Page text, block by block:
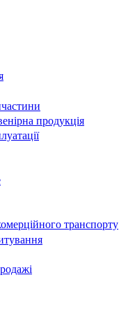
продукція
транспорту